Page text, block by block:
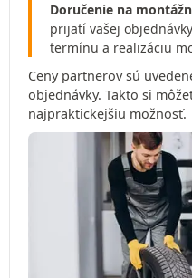
Doručenie na
prijatí vašej
termínu a realizáciu
Ceny partnerov sú
objednávky. Takto si
najpraktickejšiu možnosť.